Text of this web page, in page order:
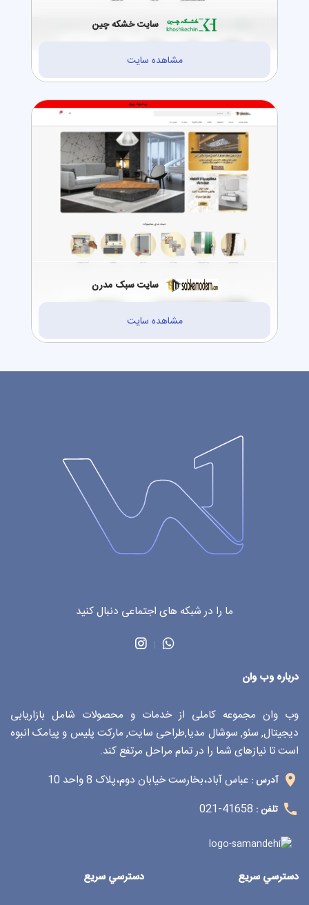
سایت خشکه چین
مشاهده سایت
سایت سبک مدرن
مشاهده سایت
درباره وب وان
وب وان مجموعه کاملی از خدمات و محصولات شامل بازاریابی
دیجیتال, سئو, سوشال مدیا,طراحی سایت, مارکت پلیس و پیامک انبوه
است تا نیازهای شما را در تمام مراحل مرتفع کند.
آدرس : عباس آباد،بخارست خیابان دوم،پلاک 8 واحد 10
تلفن : 41658-021
ما را در شبکه های اجتماعی دنبال کنید
دسترسي سريع دسترسي سريع